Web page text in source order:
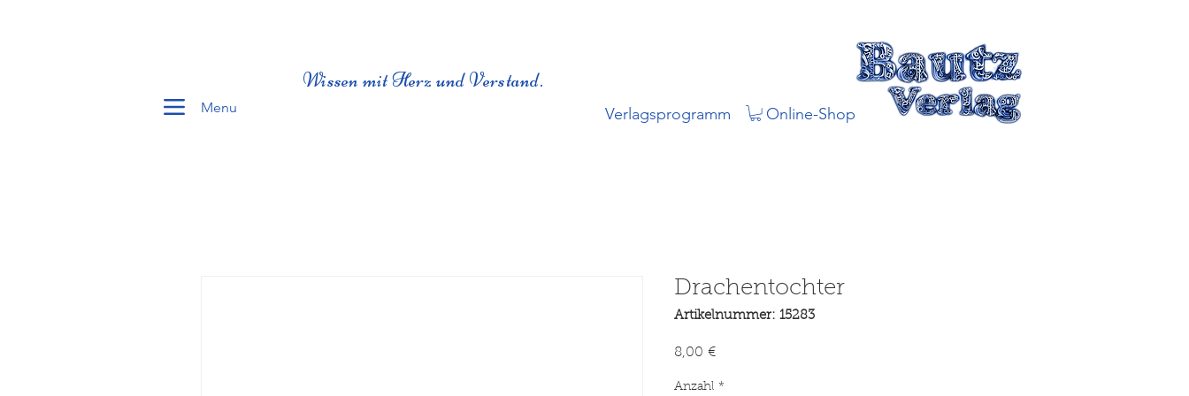
Menu
Wissen mit Herz und Verstand.
Verlagsprogramm Online-Shop
Drachentochter
Artikelnummer: 15283
8,00 €Preis
Anzahl *